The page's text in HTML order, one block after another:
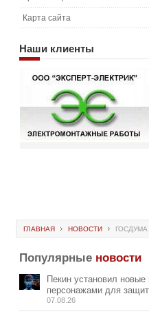
Карта сайта
Наши клиенты
ГЛАВНАЯ НОВОСТИ
Популярные новости
Пекин установил
персонажами для
07.08.26